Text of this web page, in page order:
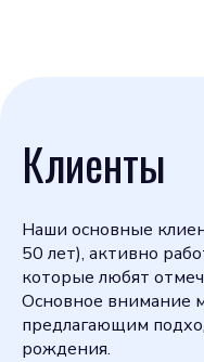
Клиенты
Наши основные
50 лет), активно
которые любят
Основное внимание
предлагающим
рождения.